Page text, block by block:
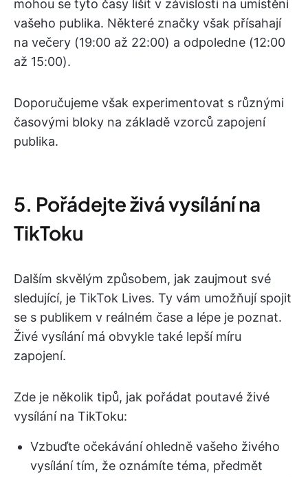
mohou se tyto časy lišit v závislosti na umístění
vašeho publika. Některé značky však přísahají
na večery (19:00 až 22:00) a odpoledne (12:00
až 15:00).
Doporučujeme však experimentovat s různými
časovými bloky na základě vzorců zapojení
publika.
5. Pořádejte živá vysílání na
TikToku
Dalším skvělým způsobem, jak zaujmout své
sledující, je TikTok Lives. Ty vám umožňují spojit
se s publikem v reálném čase a lépe je poznat.
Živé vysílání má obvykle také lepší míru
zapojení.
Zde je několik tipů, jak pořádat poutavé živé
vysílání na TikToku:
Vzbuďte očekávání ohledně vašeho živého
vysílání tím, že oznámíte téma, předmět